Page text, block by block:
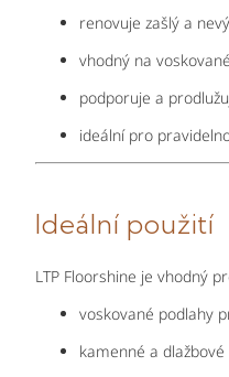
renovuje zašlý a
vhodný na
podporuje a
ideální pro
Ideální použití
LTP Floorshine je vhodný
voskované podlahy
kamenné a